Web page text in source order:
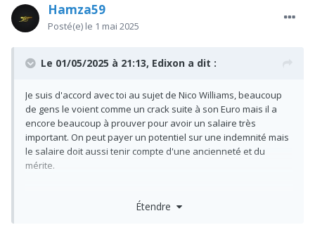
Hamza59
Posté(e) le 1 mai 2025
Le 01/05/2025 à 21:13, Edixon a dit :
Je suis d'accord avec toi au sujet de Nico Williams, beaucoup
de gens le voient comme un crack suite à son Euro mais il a
encore beaucoup à prouver pour avoir un salaire très
important. On peut payer un potentiel sur une indemnité mais
le salaire doit aussi tenir compte d'une ancienneté et du
mérite.
Étendre